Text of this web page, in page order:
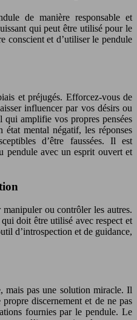
de manière responsable et
qui peut être utilisé pour le
conscient et d’utiliser le pendule
et préjugés. Efforcez-vous de
influencer par vos désirs ou
amplifie vos propres pensées
état mental négatif, les réponses
d’être faussées. Il est
pendule avec un esprit ouvert et
ou contrôler les autres.
doit être utilisé avec respect et
d’introspection et de guidance,
pas une solution miracle. Il
discernement et de ne pas
fournies par le pendule. Le